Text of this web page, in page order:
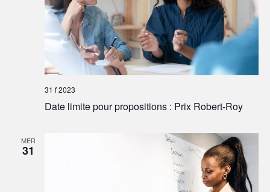
Date limite pour propositions : Prix Robert-Roy
31 f 2023
MER
31